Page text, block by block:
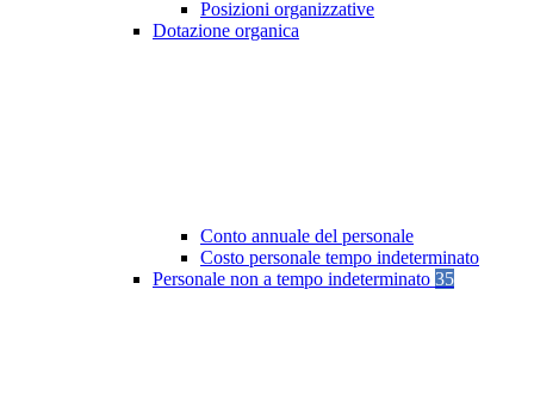
Posizioni organizzative
Dotazione organica
Conto annuale del personale
Costo personale tempo indeterminato
Personale non a tempo indeterminato 35